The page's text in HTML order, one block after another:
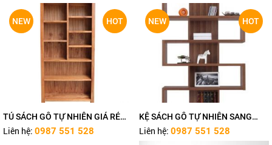
HOT
NEW
TỦ SÁCH GỖ TỰ NHIÊN GIÁ RẺ
TN469
Liên hệ: 0987 551 528
HOT
NEW
KỆ SÁCH GỖ TỰ NHIÊN SANG
TRỌNG TN467
Liên hệ: 0987 551 528